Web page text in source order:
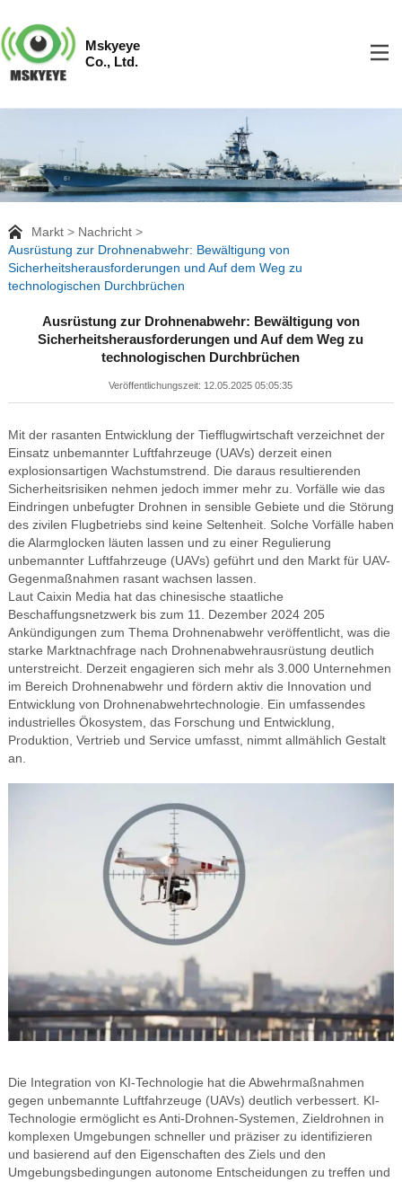
Mskyeye
Co., Ltd.
Markt
Nachricht
Ausrüstung zur Drohnenabwehr: Bewältigung von
Sicherheitsherausforderungen und Auf dem Weg zu
technologischen Durchbrüchen
Ausrüstung zur Drohnenabwehr: Bewältigung von
Sicherheitsherausforderungen und Auf dem Weg zu
technologischen Durchbrüchen
Veröffentlichungszeit: 12.05.2025 05:05:35
Mit der rasanten Entwicklung der Tiefflugwirtschaft verzeichnet der
Einsatz unbemannter Luftfahrzeuge (UAVs) derzeit einen
explosionsartigen Wachstumstrend. Die daraus resultierenden
Sicherheitsrisiken nehmen jedoch immer mehr zu. Vorfälle wie das
Eindringen unbefugter Drohnen in sensible Gebiete und die Störung
des zivilen Flugbetriebs sind keine Seltenheit. Solche Vorfälle haben
die Alarmglocken läuten lassen und zu einer Regulierung
unbemannter Luftfahrzeuge (UAVs) geführt und den Markt für UAV-
Gegenmaßnahmen rasant wachsen lassen.
Laut Caixin Media hat das chinesische staatliche
Beschaffungsnetzwerk bis zum 11. Dezember 2024 205
Ankündigungen zum Thema Drohnenabwehr veröffentlicht, was die
starke Marktnachfrage nach Drohnenabwehrausrüstung deutlich
unterstreicht. Derzeit engagieren sich mehr als 3.000 Unternehmen
im Bereich Drohnenabwehr und fördern aktiv die Innovation und
Entwicklung von Drohnenabwehrtechnologie. Ein umfassendes
industrielles Ökosystem, das Forschung und Entwicklung,
Produktion, Vertrieb und Service umfasst, nimmt allmählich Gestalt
an.
Die Integration von KI-Technologie hat die Abwehrmaßnahmen
gegen unbemannte Luftfahrzeuge (UAVs) deutlich verbessert. KI-
Technologie ermöglicht es Anti-Drohnen-Systemen, Zieldrohnen in
komplexen Umgebungen schneller und präziser zu identifizieren
und basierend auf den Eigenschaften des Ziels und den
Umgebungsbedingungen autonome Entscheidungen zu treffen und